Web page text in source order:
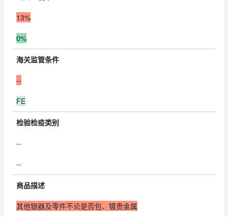
13%
0%
海关监管条件
--
FE
检验检疫类别
--
--
商品描述
其他银器及零件不论是否包、镀贵金属